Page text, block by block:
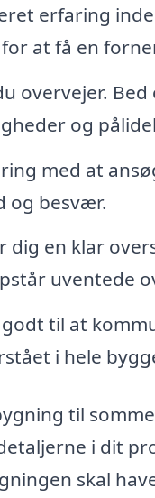
erfaring
at få en
overvejer.
og
med at
og besvær.
dig en klar
uventede
til at
i hele
til
i dit
skal